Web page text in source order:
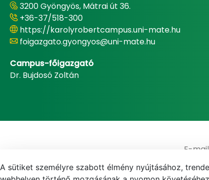
3200 Gyöngyös, Mátrai út 36.
+36-37/518-300
https://karolyrobertcampus.uni-mate.hu
foigazgato.gyongyos@uni-mate.hu
Campus-főigazgató
Dr. Bujdosó Zoltán
E-mail
A sütiket személyre szabott élmény nyújtásához,